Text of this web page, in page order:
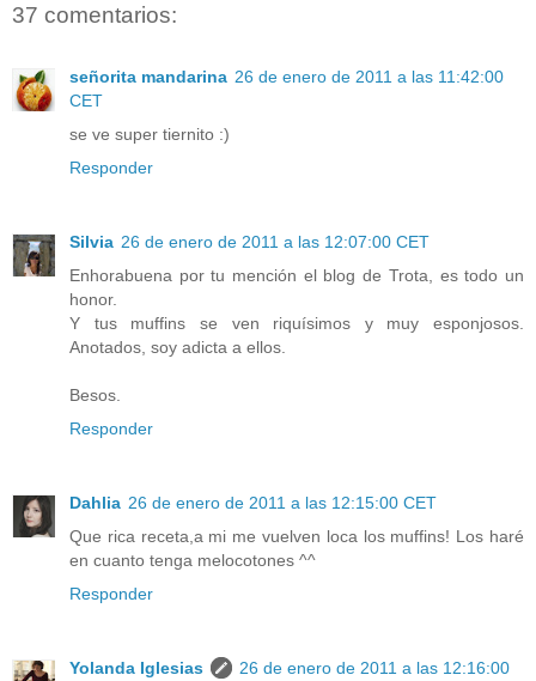
37 comentarios:
señorita mandarina 26 de enero de 2011 a las 11:42:00
CET
se ve super tiernito :)
Responder
Silvia 26 de enero de 2011 a las 12:07:00 CET
Enhorabuena por tu mención el blog de Trota, es todo un
honor.
Y tus muffins se ven riquísimos y muy esponjosos.
Anotados, soy adicta a ellos.
Besos.
Responder
Dahlia 26 de enero de 2011 a las 12:15:00 CET
Que rica receta,a mi me vuelven loca los muffins! Los haré
en cuanto tenga melocotones ^^
Responder
Yolanda Iglesias
26 de enero de 2011 a las 12:16:00